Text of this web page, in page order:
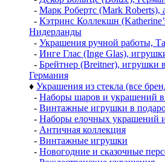
- Марк Робертс (Mark
- Кэтринс Коллекшн
Нидерланды
- Украшения ручной работы,
- Инге Глас (Inge Glas),
- Брейтнер (Breitner), игрушки
Германия
♦ Украшения из стекла (все
- Наборы шаров и украшений в
- Винтажные игрушки в
- Наборы елочных украшений
- Античная коллекция
- Винтажные игрушки
- Новогодние и сказочные